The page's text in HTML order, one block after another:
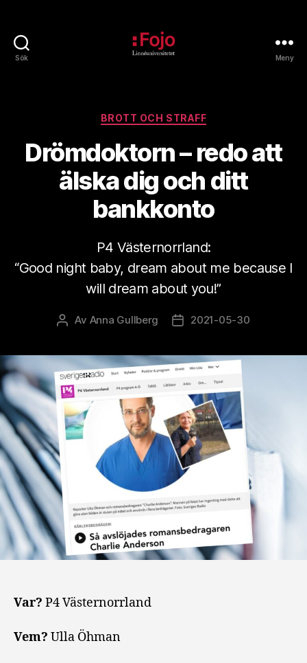
Sök Meny
Kategorier
BROTT OCH STRAFF
Drömdoktorn – redo att
älska dig och ditt
bankkonto
P4 Västernorrland:
“Good night baby, dream about me because I
will dream about you!”
Inläggsförfattare
Av Anna Gullberg Inläggsdatum
2021-05-30
Var? P4 Västernorrland
Vem? Ulla Öhman